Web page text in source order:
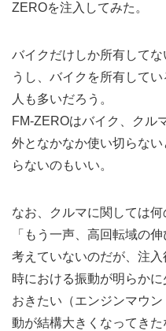
ZEROを注入してみた。
バイクだけしか所有して
うし、バイクを所有して
人も多いだろう。
FM-ZEROはバイク、クル
外となかなか使い切らな
らないのもいい。
なお、クルマに関しては
「もう一声、高回転域の
考えていないのだが、注
時における振動が明らか
おきたい（エンジンマウ
動が結構大きくなってき